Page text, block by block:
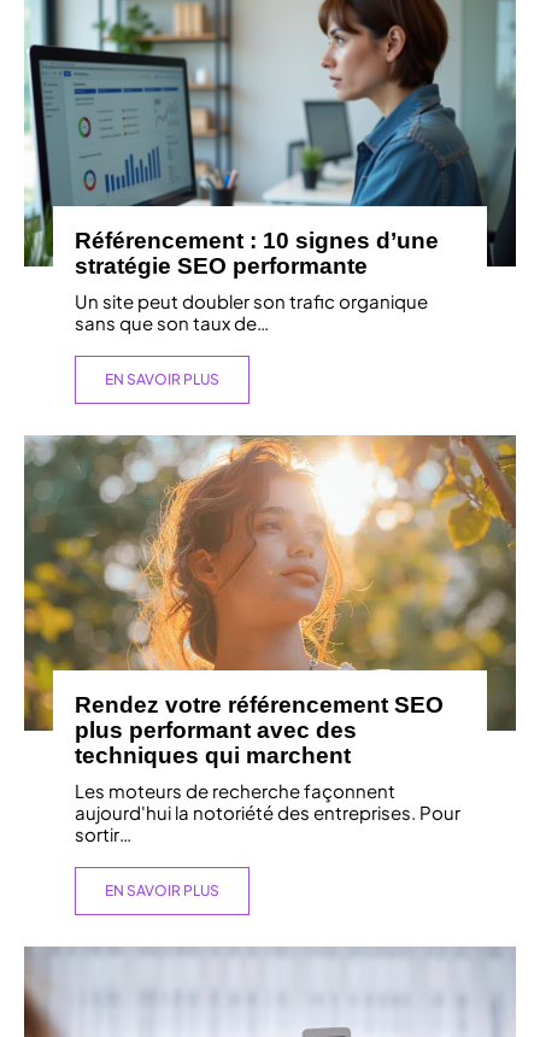
Référencement : 10 signes d’une
stratégie SEO performante
Un site peut doubler son trafic organique
sans que son taux de…
EN SAVOIR PLUS
Rendez votre référencement SEO
plus performant avec des
techniques qui marchent
Les moteurs de recherche façonnent
aujourd'hui la notoriété des entreprises. Pour
sortir
EN SAVOIR PLUS